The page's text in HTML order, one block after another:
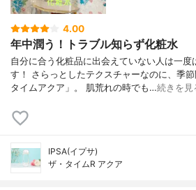
4.00
年中潤う！トラブル知らず化粧水
自分に合う化粧品に出会えていない人は一度
す！ さらっとしたテクスチャーなのに、季
タイムアクア」。 肌荒れの時でも…続きを見
IPSA(イプサ)
ザ・タイムR アクア